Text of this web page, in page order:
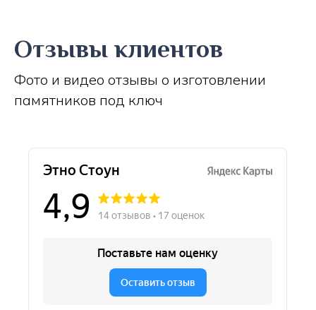
Отзывы клиентов
Фото и видео отзывы о изготовлении
памятников под ключ